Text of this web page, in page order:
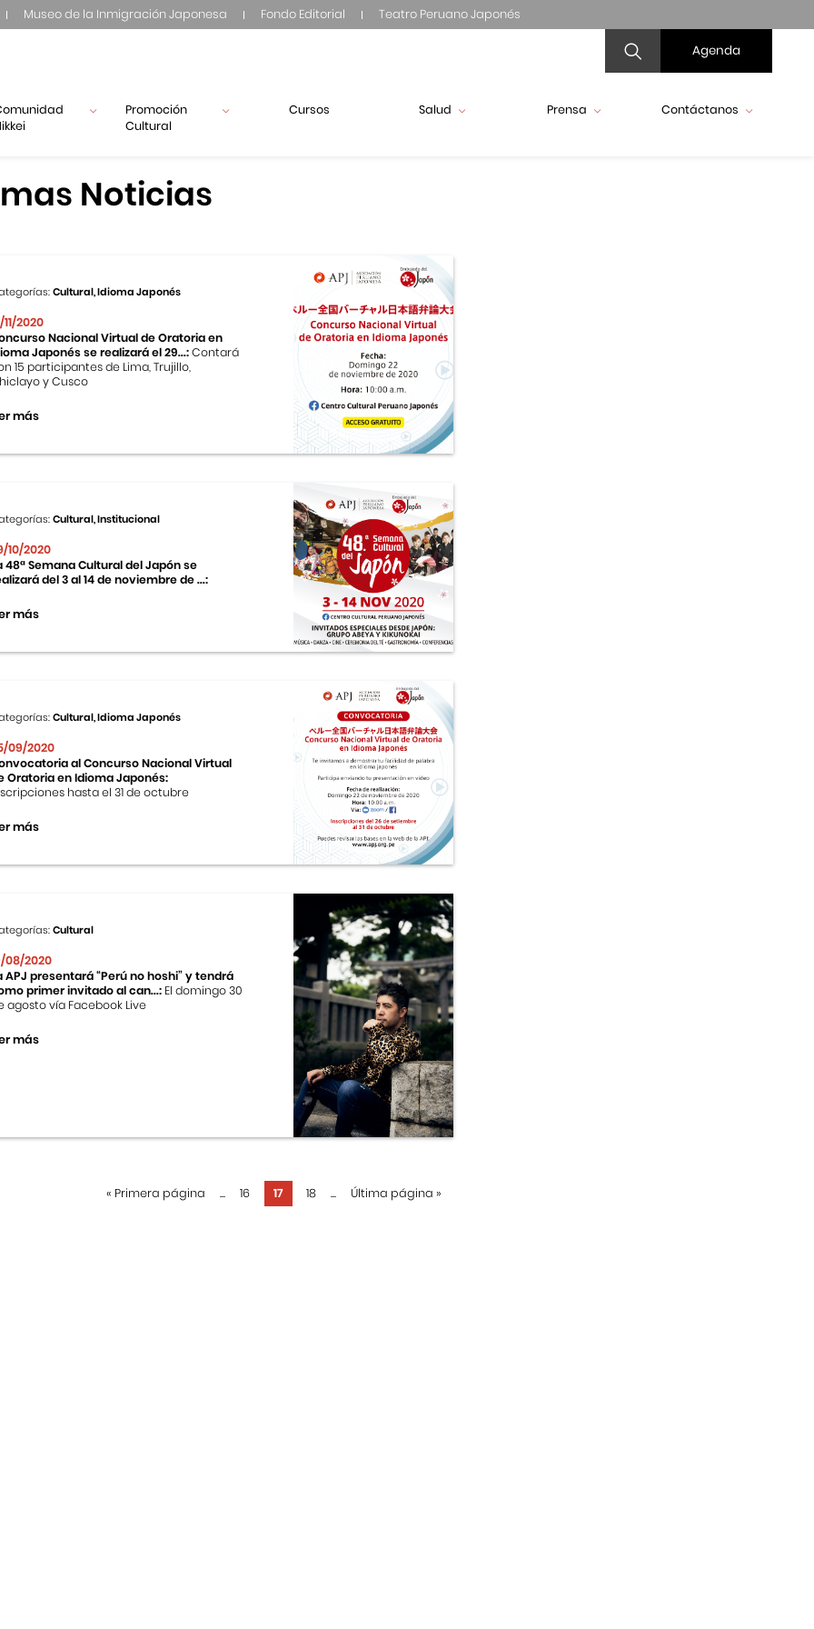
Museo de la Inmigración Japonesa Fondo Editorial Teatro Peruano Japonés
Agenda
Promoción
Cultural
Cursos Salud Prensa Contáctanos
Noticias
Cultural, Idioma Japonés
11/2020
Nacional Virtual de Oratoria en
Japonés se realizará el 29...:Contará
15 participantes de Lima, Trujillo,
y Cusco
más
Cultural, Institucional
10/2020
48ª Semana Cultural del Japón se
del 3 al 14 de noviembre de ...:
más
Cultural, Idioma Japonés
09/2020
al Concurso Nacional Virtual
Oratoria en Idioma Japonés:
hasta el 31 de octubre
más
Cultural
08/2020
APJ presentará “Perú no hoshi” y tendrá
primer invitado al can...: El domingo 30
agosto vía Facebook Live
más
« Primera página ... 16 17 18 ... Última página »